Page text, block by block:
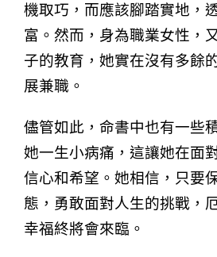
機取巧，而應該腳踏實地，
富。然而，身為職業女性，
子的教育，她實在沒有多餘
展兼職。
儘管如此，命書中也有一些
她一生小病痛，這讓她在面
信心和希望。她相信，只要
態，勇敢面對人生的挑戰，
幸福終將會來臨。